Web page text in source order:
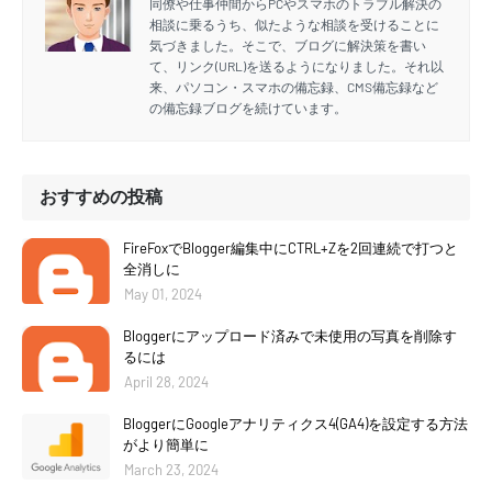
同僚や仕事仲間からPCやスマホのトラブル解決の
相談に乗るうち、似たような相談を受けることに
気づきました。そこで、ブログに解決策を書い
て、リンク(URL)を送るようになりました。それ以
来、パソコン・スマホの備忘録、CMS備忘録など
の備忘録ブログを続けています。
おすすめの投稿
FireFoxでBlogger編集中にCTRL+Zを2回連続で打つと
全消しに
May 01, 2024
Bloggerにアップロード済みで未使用の写真を削除す
るには
April 28, 2024
BloggerにGoogleアナリティクス4(GA4)を設定する方法
がより簡単に
March 23, 2024